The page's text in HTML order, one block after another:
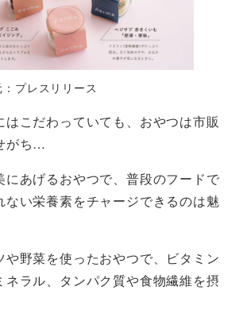
プレスリリース
はこだわっていても、おやつは市販
がち…
にあげるおやつで、普段のフードで
ない栄養素をチャージできるのは魅
や野菜を使ったおやつで、ビタミン
ネラル、タンパク質や食物繊維を摂